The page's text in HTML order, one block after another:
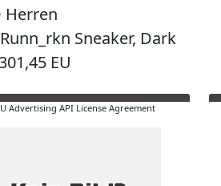
Herren
Sneaker, Dark
EU
Advertising API License Agreement